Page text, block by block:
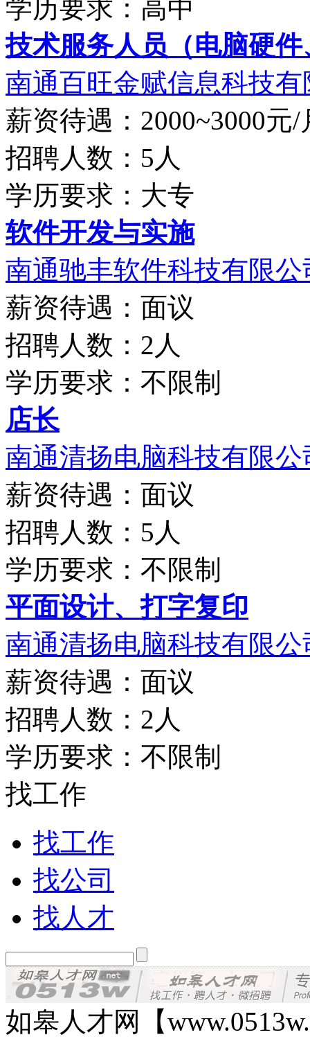
学历要求：高中
技术服务人员（电脑硬件
南通百旺金赋信息科技有
薪资待遇：2000~3000元/
招聘人数：5人
学历要求：大专
软件开发与实施
南通驰丰软件科技有限公
薪资待遇：面议
招聘人数：2人
学历要求：不限制
店长
南通清扬电脑科技有限公
薪资待遇：面议
招聘人数：5人
学历要求：不限制
平面设计、打字复印
南通清扬电脑科技有限公
薪资待遇：面议
招聘人数：2人
学历要求：不限制
找工作
找工作
找公司
找人才
如皋人才网【